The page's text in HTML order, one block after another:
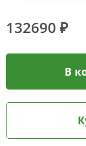
132690 ₽
В